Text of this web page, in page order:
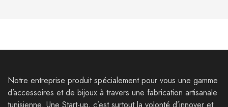
Notre entreprise produit spécialement pour vous une gamme
d’accessoires et de bijoux à travers une fabrication artisanale